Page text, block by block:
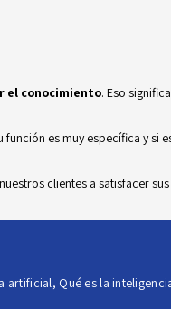
el conocimiento. Eso
es muy específica y
clientes a satisfacer
artificial, Qué es la